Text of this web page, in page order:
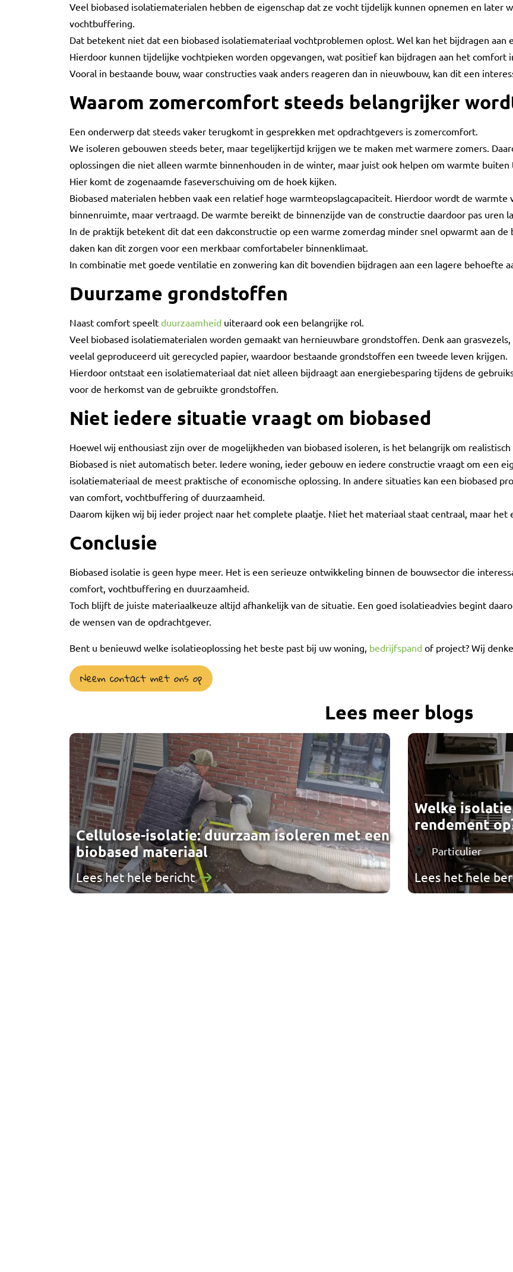
Veel biobased isolatiematerialen hebben de eigenschap dat ze vocht tijdelijk kunnen opnemen en later
vochtbuffering.
Dat betekent niet dat een biobased isolatiemateriaal vochtproblemen oplost. Wel kan het bijdragen aan
Hierdoor kunnen tijdelijke vochtpieken worden opgevangen, wat positief kan bijdragen aan het comfort
Vooral in bestaande bouw, waar constructies vaak anders reageren dan in nieuwbouw, kan dit een
Waarom zomercomfort steeds belangrijker
Een onderwerp dat steeds vaker terugkomt in gesprekken met opdrachtgevers is zomercomfort.
We isoleren gebouwen steeds beter, maar tegelijkertijd krijgen we te maken met warmere zomers.
oplossingen die niet alleen warmte binnenhouden in de winter, maar juist ook helpen om warmte buiten
Hier komt de zogenaamde faseverschuiving om de hoek kijken.
Biobased materialen hebben vaak een relatief hoge warmteopslagcapaciteit. Hierdoor wordt de warmte
binnenruimte, maar vertraagd. De warmte bereikt de binnenzijde van de constructie daardoor pas uren
In de praktijk betekent dit dat een dakconstructie op een warme zomerdag minder snel opwarmt aan
daken kan dit zorgen voor een merkbaar comfortabeler binnenklimaat.
In combinatie met goede ventilatie en zonwering kan dit bovendien bijdragen aan een lagere behoefte
Duurzame grondstoffen
Naast comfort speelt duurzaamheid uiteraard ook een belangrijke rol.
Veel biobased isolatiematerialen worden gemaakt van hernieuwbare grondstoffen. Denk aan
veelal geproduceerd uit gerecycled papier, waardoor bestaande grondstoffen een tweede leven krijgen.
Hierdoor ontstaat een isolatiemateriaal dat niet alleen bijdraagt aan energiebesparing tijdens de
voor de herkomst van de gebruikte grondstoffen.
Niet iedere situatie vraagt om biobased
Hoewel wij enthousiast zijn over de mogelijkheden van biobased isoleren, is het belangrijk om
Biobased is niet automatisch beter. Iedere woning, ieder gebouw en iedere constructie vraagt om een
isolatiemateriaal de meest praktische of economische oplossing. In andere situaties kan een biobased
van comfort, vochtbuffering of duurzaamheid.
Daarom kijken wij bij ieder project naar het complete plaatje. Niet het materiaal staat centraal, maar het
Conclusie
Biobased isolatie is geen hype meer. Het is een serieuze ontwikkeling binnen de bouwsector die
comfort, vochtbuffering en duurzaamheid.
Toch blijft de juiste materiaalkeuze altijd afhankelijk van de situatie. Een goed isolatieadvies begint
de wensen van de opdrachtgever.
Bent u benieuwd welke isolatieoplossing het beste past bij uw woning, bedrijfspand of project? Wij
Neem contact met ons op
Lees meer blogs
Cellulose-isolatie: duurzaam isoleren met een
biobased materiaal
Lees het hele bericht
Welke
rendement
Categorie
Particulier
Lees het hele